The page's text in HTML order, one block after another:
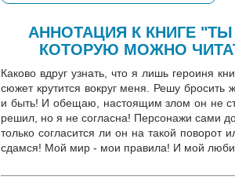
АННОТАЦИЯ К КНИГЕ
КОТОРУЮ МОЖНО
Каково вдруг узнать, что я лишь героиня
сюжет крутится вокруг меня. Решу бросить
и быть! И обещаю, настоящим злом он не
решил, но я не согласна! Персонажи сами
только согласится ли он на такой поворот
сдамся! Мой мир - мои правила! И мой